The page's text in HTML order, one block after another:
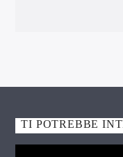
TI POTREBBE